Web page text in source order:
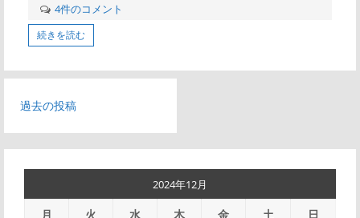
4件のコメント
続きを読む
稿
過去の投稿
2024年12月
月 火 水 木 金 土 日